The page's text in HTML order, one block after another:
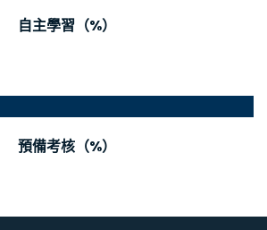
自主學習（%）
預備考核（%）